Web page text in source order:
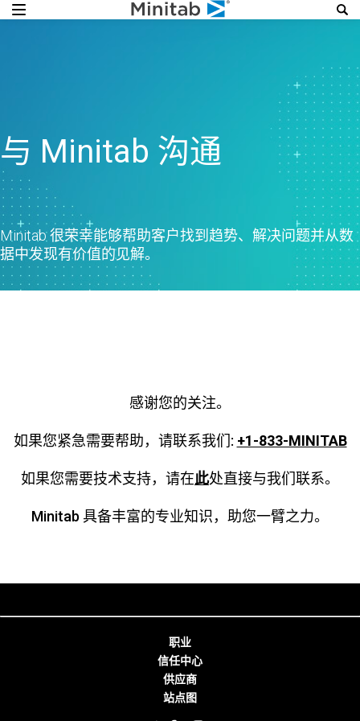
与 Minitab 沟通
Minitab 很荣幸能够帮助客户找到趋势、解决问题并从数
据中发现有价值的见解。
感谢您的关注。
如果您紧急需要帮助，请联系我们: +1-833-MINITAB
如果您需要技术支持，请在此处直接与我们联系。
Minitab 具备丰富的专业知识，助您一臂之力。
职业
信任中心
供应商
站点图